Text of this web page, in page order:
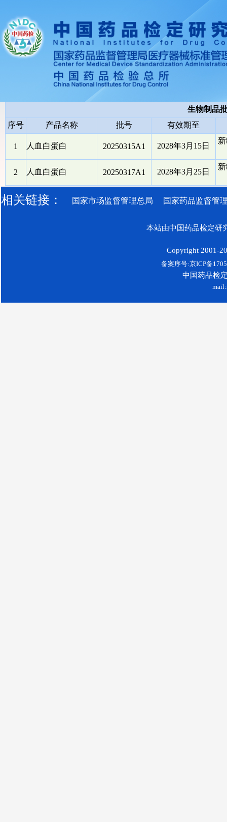
生物制品
序号
产品名称 批号 有效期至
1 人血白蛋白 20250315A1 2028年3月15日
2 人血白蛋白 20250317A1 2028年3月25日
相关链接： 国家市场监督管理总局 国家药品监督管
本站由中国药品检定研
Copyright 2001-
备案序号:京ICP备
中国药品检